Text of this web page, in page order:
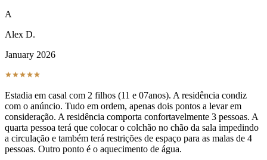
A
Alex D.
January 2026
Estadia em casal com 2 filhos (11 e 07anos). A residência condiz
com o anúncio. Tudo em ordem, apenas dois pontos a levar em
consideração. A residência comporta confortavelmente 3 pessoas. A
quarta pessoa terá que colocar o colchão no chão da sala impedindo
a circulação e também terá restrições de espaço para as malas de 4
pessoas. Outro ponto é o aquecimento de água.